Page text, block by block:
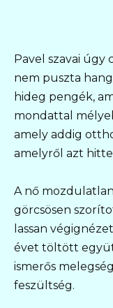
Pavel szavai úgy
nem puszta
hideg pengék,
mondattal
amely addig
amelyről azt
A nő
görcsösen
lassan
évet töltött
ismerős
feszültség.